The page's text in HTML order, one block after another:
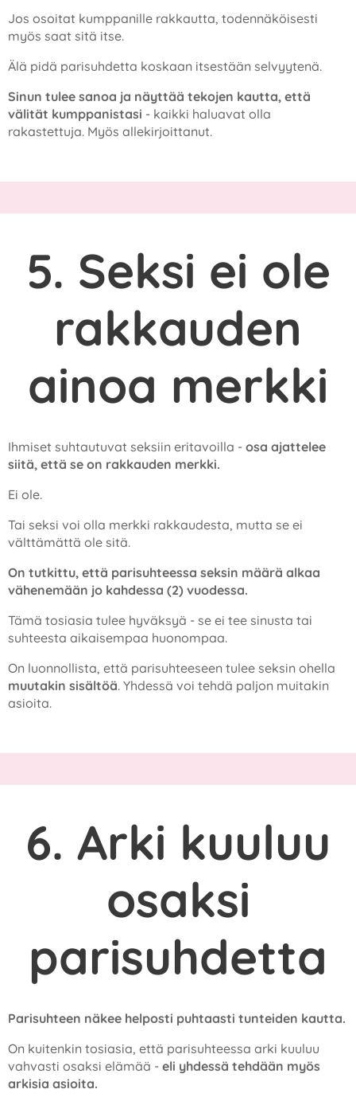
Jos osoitat kumppanille rakkautta, todennäköisesti
myös saat sitä itse.
Älä pidä parisuhdetta koskaan itsestään selvyytenä.
Sinun tulee sanoa ja näyttää tekojen kautta, että
välität kumppanistasi - kaikki haluavat olla
rakastettuja. Myös allekirjoittanut.
5. Seksi ei ole
rakkauden
ainoa merkki
Ihmiset suhtautuvat seksiin eritavoilla - osa ajattelee
siitä, että se on rakkauden merkki.
Ei ole.
Tai seksi voi olla merkki rakkaudesta, mutta se ei
välttämättä ole sitä.
On tutkittu, että parisuhteessa seksin määrä alkaa
vähenemään jo kahdessa (2) vuodessa.
Tämä tosiasia tulee hyväksyä - se ei tee sinusta tai
suhteesta aikaisempaa huonompaa.
On luonnollista, että parisuhteeseen tulee seksin ohella
muutakin sisältöä. Yhdessä voi tehdä paljon muitakin
asioita.
6. Arki kuuluu
osaksi
parisuhdetta
Parisuhteen näkee helposti puhtaasti tunteiden kautta.
On kuitenkin tosiasia, että parisuhteessa arki kuuluu
vahvasti osaksi elämää - eli yhdessä tehdään myös
arkisia asioita.